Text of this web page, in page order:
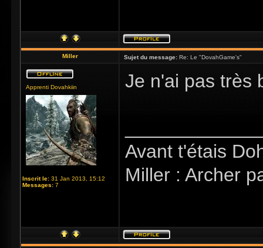
Miller Sujet du message: Re: Le "DovahGame's"
Apprenti Dovahkiin
Inscrit le: 31 Jan 2013, 15:12
Messages: 7
Je n'ai pas très
Avant t'étais
Miller : Archer